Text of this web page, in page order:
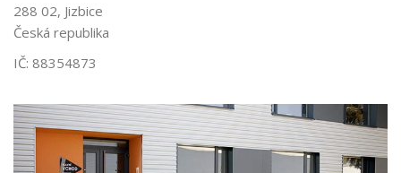
288 02, Jizbice
Česká republika
IČ: 88354873